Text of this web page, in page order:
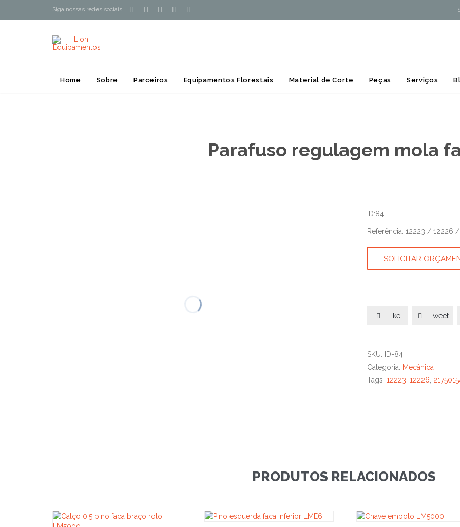
Siga nossas redes sociais:     
to
Home Sobre Parceiros Equipamentos Florestais Material de Corte Peças Serviços
Parafuso regulagem mola
ID:84
Referência: 12223 / 12226 /
SOLICITAR
 Like  Tweet
SKU:
ID-84
Categoria: Mecânica
Tags: 12223, 12226,
PRODUTOS RELACIONADOS